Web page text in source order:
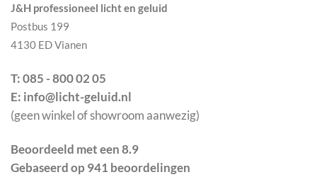
J&H professioneel licht en geluid
Postbus 199
4130 ED Vianen
T: 085 - 800 02 05
E: info@licht-geluid.nl
(geen winkel of showroom aanwezig)
Beoordeeld met een 8.9
Gebaseerd op 941 beoordelingen